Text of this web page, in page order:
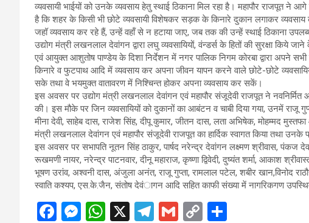
व्यवसायी भाईयों को उनके व्यवसाय हेतु स्थाई ठिकाना मिल रहा है। महापौर राजपूत ने आगे
है कि शहर के किसी भी छोटे व्यवसायी विशेषकर सड़क के किनारे दुकान लगाकर व्यवसाय
जहॉ व्यवसाय कर रहे हैं, उन्हें वहॉं से न हटाया जाए, जब तक की उन्हें स्थाई ठिकाना
उद्योग मंत्री लखनलाल देवांगन द्वारा लघु व्यवसायियों, वंन्डर्स के हितों की सुरक्षा किये
एवं आयुक्त आशुतोष पाण्डेय के दिशा निर्देशन में नगर पालिक निगम कोरबा द्वारा अपने सभी
किनारे व फुटपाथ आदि में व्यवसाय कर अपना जीवन यापन करने वाले छोटे-छोटे
सके तथा वे भयमुक्त वातावरण में निश्चिन्त होकर अपना व्यवसाय कर सकें।
इस अवसर पर उद्योग मंत्री लखनलाल देवांगन एवं महापौर संजूदेवी राजपूत ने नवनिर्मित
की। इस मौके पर जिन व्यवसायियों को दुकानों का आबंटन व चाबी दिया गया, उनमें राजू
मीना देवी, साहेब दास, राजेश सिंह, दीपू कुमार, जीतन दास, लता अभिषेक, मोहम्मद
मंत्री लखनलाल देवांगन एवं महापौर संजूदेवी राजपूत का हार्दिक स्वागत किया तथा उनके
इस अवसर पर सभापति नूतन सिंह ठाकुर, पार्षद नरेन्द्र देवांगन लक्ष्मण श्रीवास, पंकज
रूखमणी नायर, नरेन्द्र पाटनवार, दीनू महाराज, कृष्णा द्विवेदी, दुष्यंत शर्मा, आकाश
भूषण उरांव, अश्वनी दास, अंजुला अनंत, राजू गुप्ता, रामलाल पटेल, शबीर खान,विनोद
स्वाति कश्यप, एस.के.जैन, संतोष देवंागन आदि सहित काफी संख्या में नागरिकगण
F
M W X
T
G
C